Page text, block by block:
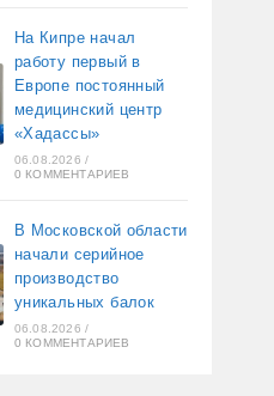
На Кипре начал
работу первый в
Европе постоянный
медицинский центр
«Хадассы»
06.08.2026 /
0 КОММЕНТАРИЕВ
В Московской области
начали серийное
производство
уникальных балок
06.08.2026 /
0 КОММЕНТАРИЕВ